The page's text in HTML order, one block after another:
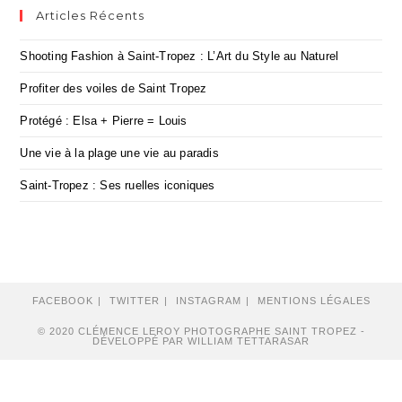
Articles Récents
Shooting Fashion à Saint-Tropez : L’Art du Style au Naturel
Profiter des voiles de Saint Tropez
Protégé : Elsa + Pierre = Louis
Une vie à la plage une vie au paradis
Saint-Tropez : Ses ruelles iconiques
FACEBOOK TWITTER INSTAGRAM MENTIONS LÉGALES
© 2020 CLÉMENCE LEROY PHOTOGRAPHE SAINT TROPEZ -
DÉVELOPPÉ PAR WILLIAM TETTARASAR